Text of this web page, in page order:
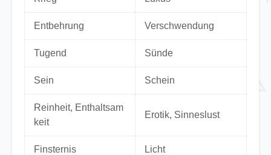
Entbehrung Verschwendung
Tugend Sünde
Sein Schein
Reinheit, Enthaltsam
keit
Erotik, Sinneslust
Finsternis Licht